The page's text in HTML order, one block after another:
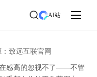
AI站
致远互联官网
在感高的忽视不了——不管